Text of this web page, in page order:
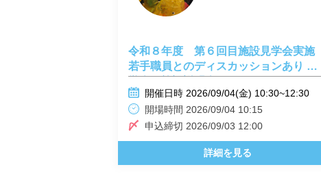
令和８年度 第６回目施設見学会実施
若手職員とのディスカッションあり 見
開催日時 2026/09/04(金) 10:30~12:30
開場時間 2026/09/04 10:15
申込締切 2026/09/03 12:00
詳細を見る